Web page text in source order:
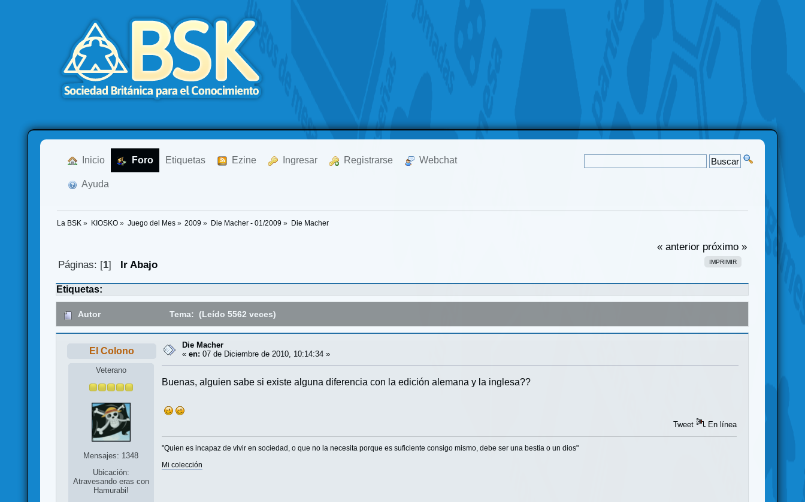
Inicio Foro Etiquetas Ezine Ingresar Registrarse Webchat
Ayuda
La BSK » KIOSKO» Juego del Mes» 2009 » Die Macher - 01/2009 » Die Macher
« anterior próximo »
IMPRIMIR
Páginas: [1] Ir Abajo
Etiquetas:
Autor Tema: (Leído 5562 veces)
El Colono
Veterano
Mensajes: 1348
Ubicación:
Atravesando eras con
Hamurabi!
Die Macher
«en: 07 de Diciembre de 2010, 10:14:34 »
Buenas, alguien sabe si existe alguna diferencia con la edición alemana y la inglesa??
Tweet En línea
"Quien es incapaz de vivir en sociedad, o que no la necesita porque es suficiente consigo mismo, debe ser una bestia o un dios"
Mi colección